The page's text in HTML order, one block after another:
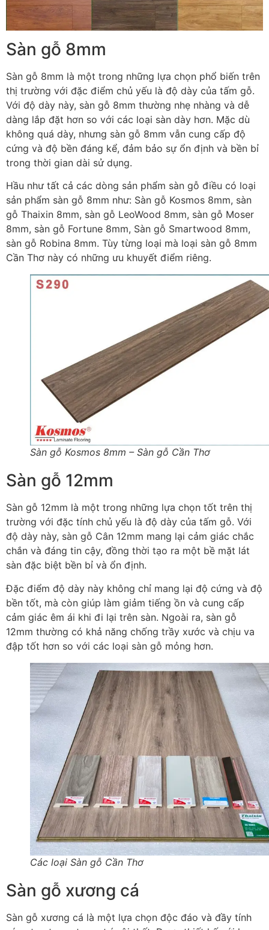
Sàn gỗ 8mm
Sàn gỗ 8mm là một trong những lựa chọn phổ biến trên
thị trường với đặc điểm chủ yếu là độ dày của tấm gỗ.
Với độ dày này, sàn gỗ 8mm thường nhẹ nhàng và dễ
dàng lắp đặt hơn so với các loại sàn dày hơn. Mặc dù
không quá dày, nhưng sàn gỗ 8mm vẫn cung cấp độ
cứng và độ bền đáng kể, đảm bảo sự ổn định và bền bỉ
trong thời gian dài sử dụng.
Hầu như tất cả các dòng sản phẩm sàn gỗ điều có loại
sản phẩm sàn gỗ 8mm như: Sàn gỗ Kosmos 8mm, sàn
gỗ Thaixin 8mm, sàn gỗ LeoWood 8mm, sàn gỗ Moser
8mm, sàn gỗ Fortune 8mm, Sàn gỗ Smartwood 8mm,
sàn gỗ Robina 8mm. Tùy từng loại mà loại sàn gỗ 8mm
Cần Thơ này có những ưu khuyết điểm riêng.
Sàn gỗ Kosmos 8mm – Sàn gỗ Cần Thơ
Sàn gỗ 12mm
Sàn gỗ 12mm là một trong những lựa chọn tốt trên thị
trường với đặc tính chủ yếu là độ dày của tấm gỗ. Với
độ dày này, sàn gỗ Cân 12mm mang lại cảm giác chắc
chắn và đáng tin cậy, đồng thời tạo ra một bề mặt lát
sàn đặc biệt bền bỉ và ổn định.
Đặc điểm độ dày này không chỉ mang lại độ cứng và độ
bền tốt, mà còn giúp làm giảm tiếng ồn và cung cấp
cảm giác êm ái khi đi lại trên sàn. Ngoài ra, sàn gỗ
12mm thường có khả năng chống trầy xước và chịu va
đập tốt hơn so với các loại sàn gỗ mỏng hơn.
Các loại Sàn gỗ Cần Thơ
Sàn gỗ xương cá
Sàn gỗ xương cá là một lựa chọn độc đáo và đầy tính